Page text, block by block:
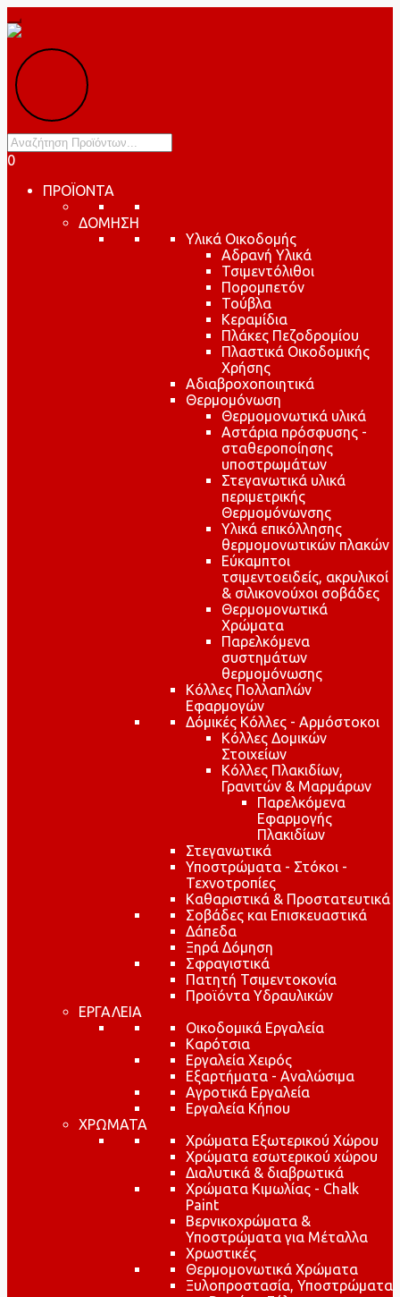
Products
search
0
ΠΡΟΪΟΝΤΑ
ΔΟΜΗΣΗ
Υλικά Οικοδομής
Αδρανή Υλικά
Τσιμεντόλιθοι
Πορομπετόν
Τούβλα
Κεραμίδια
Πλάκες Πεζοδρομίου
Πλαστικά Οικοδομικής
Χρήσης
Αδιαβροχοποιητικά
Θερμομόνωση
Θερμομονωτικά υλικά
Αστάρια πρόσφυσης -
σταθεροποίησης
υποστρωμάτων
Στεγανωτικά υλικά
περιμετρικής
Θερμομόνωνσης
Υλικά επικόλλησης
θερμομονωτικών πλακών
Εύκαμπτοι
τσιμεντοειδείς, ακρυλικοί
& σιλικονούχοι σοβάδες
Θερμομονωτικά
Χρώματα
Παρελκόμενα
συστημάτων
θερμομόνωσης
Κόλλες Πολλαπλών
Εφαρμογών
Δόμικές Κόλλες - Αρμόστοκοι
Κόλλες Δομικών
Στοιχείων
Κόλλες Πλακιδίων,
Γρανιτών & Μαρμάρων
Παρελκόμενα
Εφαρμογής
Πλακιδίων
Στεγανωτικά
Υποστρώματα - Στόκοι -
Τεχνοτροπίες
Καθαριστικά & Προστατευτικά
Σοβάδες και Επισκευαστικά
Δάπεδα
Ξηρά Δόμηση
Σφραγιστικά
Πατητή Τσιμεντοκονία
Προϊόντα Υδραυλικών
ΕΡΓΑΛΕΙΑ
Οικοδομικά Εργαλεία
Καρότσια
Εργαλεία Χειρός
Εξαρτήματα - Αναλώσιμα
Αγροτικά Εργαλεία
Εργαλεία Κήπου
ΧΡΩΜΑΤΑ
Χρώματα Εξωτερικού Χώρου
Χρώματα εσωτερικού χώρου
Διαλυτικά & διαβρωτικά
Χρώματα Κιμωλίας - Chalk
Paint
Βερνικοχρώματα &
Υποστρώματα για Μέταλλα
Χρωστικές
Θερμομονωτικά Χρώματα
Ξυλοπροστασία, Υποστρώματα